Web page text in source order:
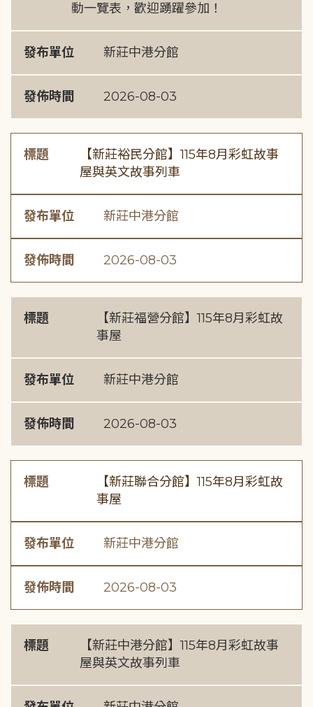
動一覽表，歡迎踴躍參加！
發布單位 新莊中港分館
發佈時間 2026-08-03
標題
【新莊裕民分館】115年8月彩虹故事
屋與英文故事列車
發布單位 新莊中港分館
發佈時間 2026-08-03
標題
【新莊福營分館】115年8月彩虹故
事屋
發布單位 新莊中港分館
發佈時間 2026-08-03
標題
【新莊聯合分館】115年8月彩虹故
事屋
發布單位 新莊中港分館
發佈時間 2026-08-03
標題
【新莊中港分館】115年8月彩虹故事
屋與英文故事列車